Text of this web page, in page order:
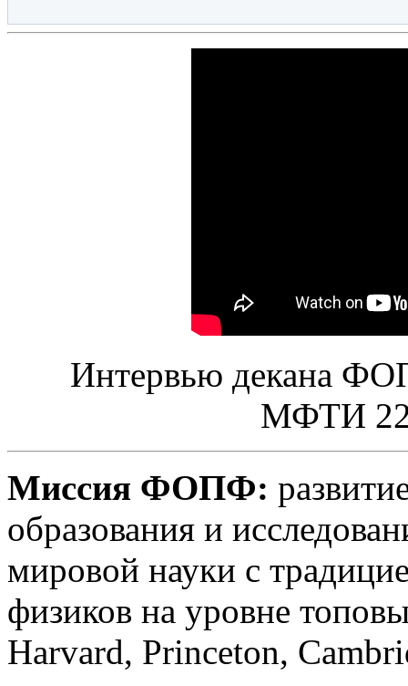
Интервью декана
МФТИ 22
Миссия ФОПФ:
образования и
мировой науки с
физиков на уровне
Harvard, Princeton,